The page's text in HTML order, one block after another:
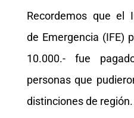
Recordemos que el
de Emergencia (IFE)
10.000.- fue
personas que
distinciones de región.